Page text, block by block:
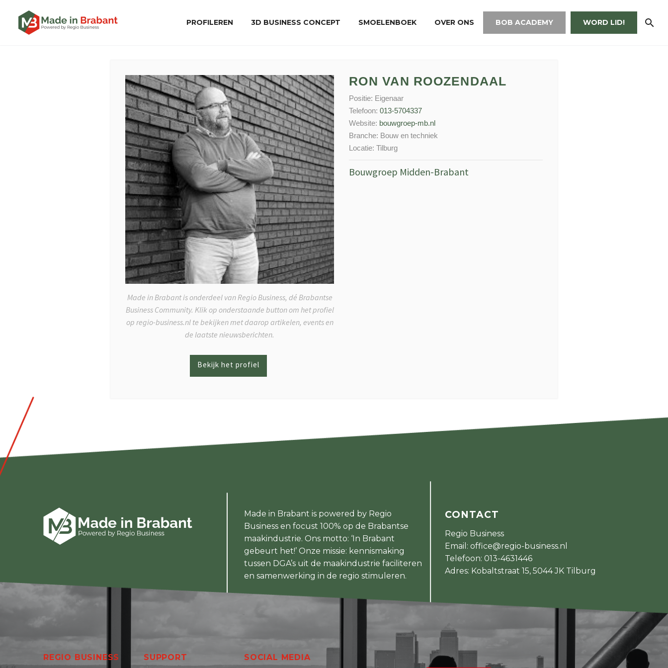
PROFILEREN 3D BUSINESS CONCEPT SMOELENBOEK OVER ONS BOB ACADEMY WORD LID!
Made in Brabant is onderdeel van Regio Business, dé Brabantse
Business Community. Klik op onderstaande button om het profiel
op regio-business.nl te bekijken met daarop artikelen, events en
de laatste nieuwsberichten.
RON VAN ROOZENDAAL
Positie: Eigenaar
Telefoon: 013-5704337
Website: bouwgroep-mb.nl
Branche: Bouw en techniek
Locatie: Tilburg
Bouwgroep Midden-Brabant
Made in Brabant is powered by Regio
Business en focust 100% op de Brabantse
maakindustrie. Ons motto: ‘In Brabant
gebeurt het!’ Onze missie: kennismaking
tussen DGA’s uit de maakindustrie faciliteren
en samenwerking in de regio stimuleren.
CONTACT
Regio Business
Email: office@regio-business.nl
Telefoon: 013-4631446
Adres: Kobaltstraat 15, 5044 JK Tilburg
REGIO BUSINESS SUPPORT SOCIAL MEDIA